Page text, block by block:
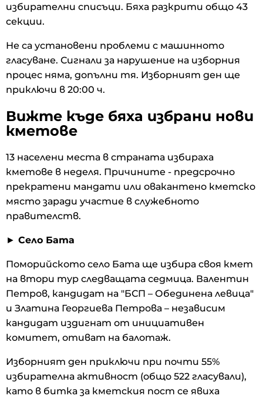
избирателни списъци. Бяха разкрити общо 43
секции.
Не са установени проблеми с машинното
гласуване. Сигнали за нарушение на изборния
процес няма, допълни тя. Изборният ден ще
приключи в 20:00 ч.
Вижте къде бяха избрани нови
кметове
13 населени места в страната избираха
кметове в неделя. Причините - предсрочно
прекратени мандати или овакантено кметско
място заради участие в служебното
правителств.
► Село Бата
Поморийското село Бата ще избира своя кмет
на втори тур следващата седмица. Валентин
Петров, кандидат на "БСП – Обединена левица"
и Златина Георгиева Петрова – независим
кандидат издигнат от инициативен
комитет, отиват на балотаж.
Изборният ден приключи при почти 55%
избирателна активност (общо 522 гласували),
като в битка за кметския пост се явиха